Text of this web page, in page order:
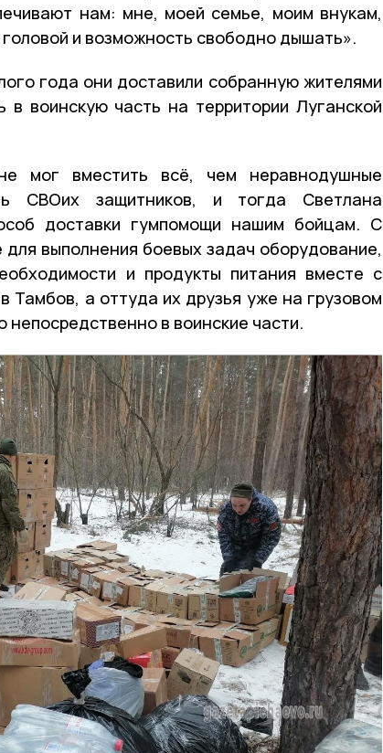
нам: мне, моей семье, моим внукам,
и возможность свободно дышать».
года они доставили собранную жителями
в воинскую часть на территории Луганской
мог вместить всё, чем неравнодушные
СВОих защитников, и тогда Светлана
доставки гумпомощи нашим бойцам. С
выполнения боевых задач оборудование,
и продукты питания вместе с
Тамбов, а оттуда их друзья уже на грузовом
в воинские части.